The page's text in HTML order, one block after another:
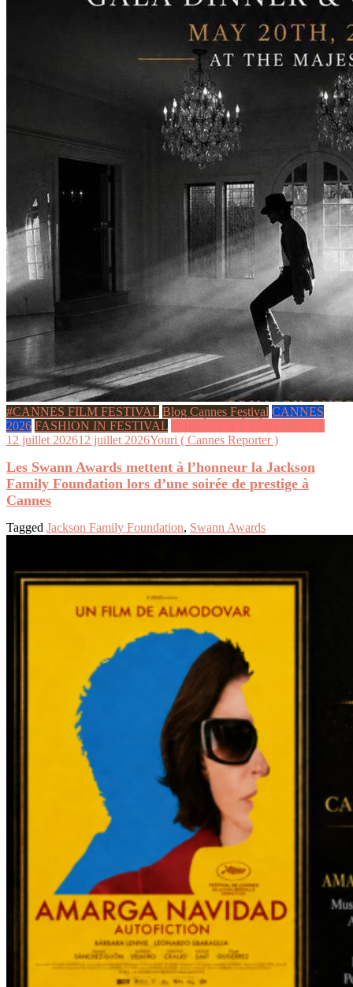
#CANNES FILM FESTIVAL Blog Cannes Festival CANNES
2026 FASHION IN FESTIVAL SOIRÉES & ÉVÉNEMENTS
12 juillet 202612 juillet 2026Youri ( Cannes Reporter )
Les Swann Awards mettent à l’honneur la Jackson
Family Foundation lors d’une soirée de prestige à
Cannes
Tagged Jackson Family Foundation, Swann Awards